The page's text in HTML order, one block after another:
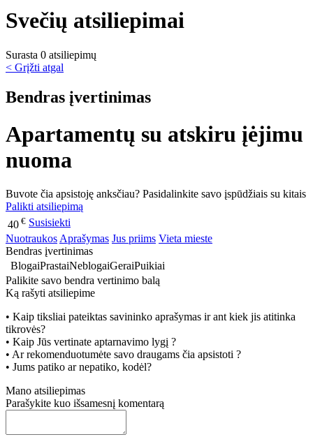
Svečių atsiliepimai
Surasta 0 atsiliepimų
< Grįžti atgal
Bendras įvertinimas
Apartamentų su atskiru įėjimu
nuoma
Buvote čia apsistoję anksčiau? Pasidalinkite savo įspūdžiais su kitais
Palikti atsiliepimą
40 € Susisiekti
NuotraukosAprašymas Jus priims Vieta mieste
Bendras įvertinimas
BlogaiPrastaiNeblogaiGeraiPuikiai
Palikite savo bendra vertinimo balą
Ką rašyti atsiliepime
• Kaip tiksliai pateiktas savininko aprašymas ir ant kiek jis atitinka
tikrovės?
• Kaip Jūs vertinate aptarnavimo lygį ?
• Ar rekomenduotumėte savo draugams čia apsistoti ?
• Jums patiko ar nepatiko, kodėl?
Mano atsiliepimas
Parašykite kuo išsamesnį komentarą